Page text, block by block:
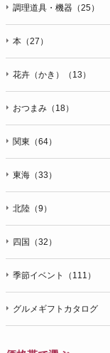
調理道具・機器（25）
本（27）
花卉（かき）（13）
おつまみ（18）
関東（64）
東海（33）
北陸（9）
四国（32）
季節イベント（111）
グルメギフトカタログ